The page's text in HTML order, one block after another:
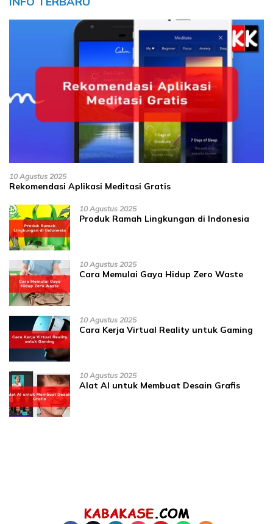
10 Agustus 2025
Rekomendasi Aplikasi Meditasi Gratis
10 Agustus 2025
Produk Ramah Lingkungan di Indonesia
10 Agustus 2025
Cara Memulai Gaya Hidup Zero Waste
10 Agustus 2025
Cara Kerja Virtual Reality untuk Gaming
10 Agustus 2025
Alat AI untuk Membuat Desain Grafis